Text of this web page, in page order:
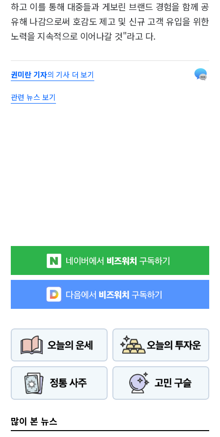
하고 이를 통해 대중들과 게보린 브랜드 경험을 함께 공
유해 나감으로써 호감도 제고 및 신규 고객 유입을 위한
노력을 지속적으로 이어나갈 것"라고 다.
권미란 기자의 기사 더 보기
관련 뉴스 보기
많이 본 뉴스